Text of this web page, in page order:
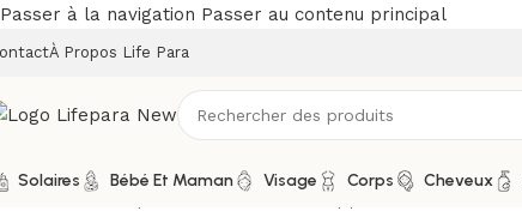
Passer à la navigation Passer au contenu principal
À Propos Life Para
Solaires Bébé Et Maman Visage Corps Cheveux
/Boutique Matériel médical /Appareils de mesure